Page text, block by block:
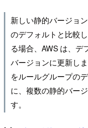
新しい静的バージョ
のデフォルトと比較
る場合、AWS は、デ
バージョンに更新し
をルールグループの
に、複数の静的バー
す。